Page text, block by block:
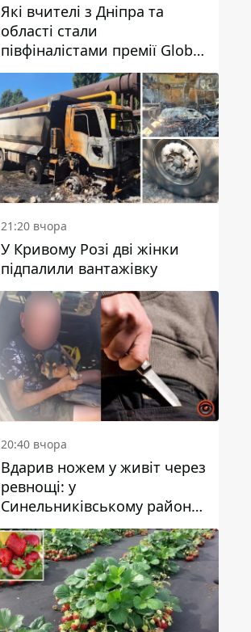
Які вчителі з Дніпра та
області стали
півфіналістами премії Global
Teacher Prize Ukraine 2026
21:20 вчора
У Кривому Розі дві жінки
підпалили вантажівку
20:40 вчора
Вдарив ножем у живіт через
ревнощі: у
Синельниківському районі
затримали 49-річного
чоловіка за вбивство